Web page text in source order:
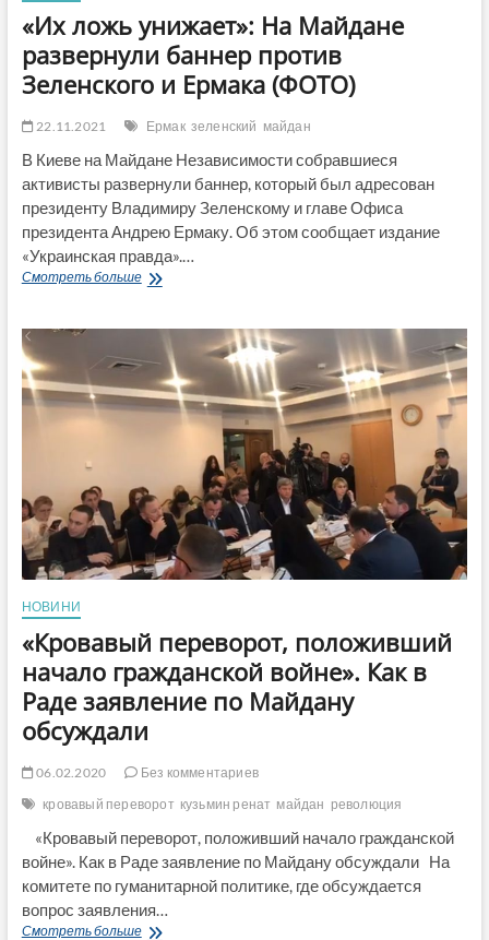
«Их ложь унижает»: На Майдане
развернули баннер против
Зеленского и Ермака (ФОТО)
22.11.2021 Ермак зеленский майдан
В Киеве на Майдане Независимости собравшиеся
активисты развернули баннер, который был адресован
президенту Владимиру Зеленскому и главе Офиса
президента Андрею Ермаку. Об этом сообщает издание
«Украинская правда».…
Смотреть больше«Их
Майдане
развернули
баннер
против
(ФОТО)
НОВИНИ
«Кровавый переворот, положивший
начало гражданской войне». Как в
Раде заявление по Майдану
обсуждали
06.02.2020
Без комментариев
кровавый переворот кузьмин ренат майдан революция
«Кровавый переворот, положивший начало гражданской
войне». Как в Раде заявление по Майдану обсуждали На
комитете по гуманитарной политике, где обсуждается
вопрос заявления…
Смотреть больше«Кровавый